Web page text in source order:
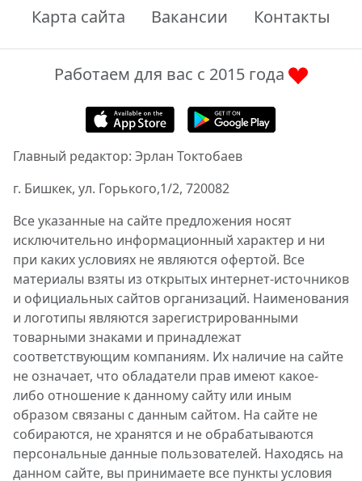
Карта сайта
Вакансии Контакты
Работаем для вас с 2015 года
Главный редактор: Эрлан Токтобаев
г. Бишкек, ул. Горького,1/2, 720082
Все указанные на сайте предложения носят
исключительно информационный характер и ни
при каких условиях не являются офертой. Все
материалы взяты из открытых интернет-источников
и официальных сайтов организаций. Наименования
и логотипы являются зарегистрированными
товарными знаками и принадлежат
соответствующим компаниям. Их наличие на сайте
не означает, что обладатели прав имеют какое-
либо отношение к данному сайту или иным
образом связаны с данным сайтом. На сайте не
собираются, не хранятся и не обрабатываются
персональные данные пользователей. Находясь на
данном сайте, вы принимаете все пункты условия